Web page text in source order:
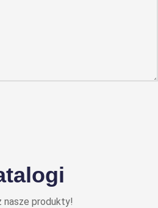
nasze produkty!